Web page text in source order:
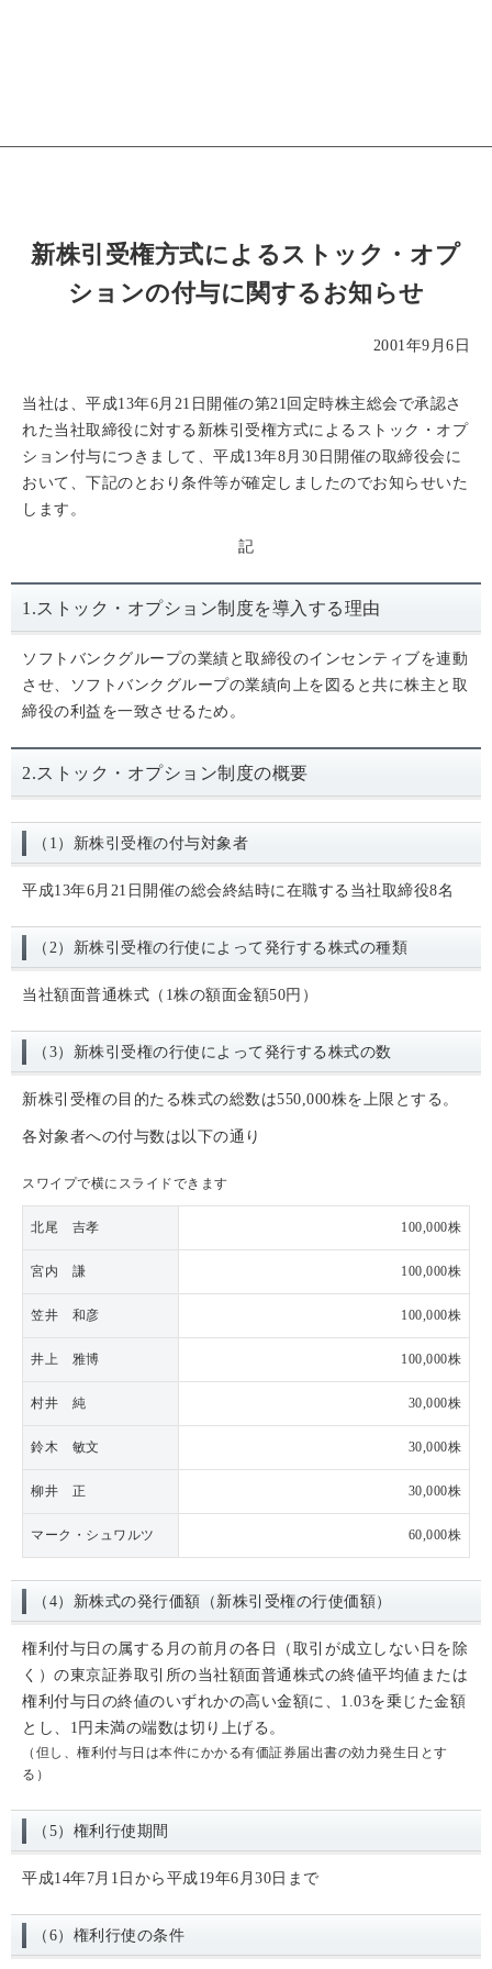
新株引受権方式によるストック・オプ
ションの付与に関するお知らせ
2001年9月6日
当社は、平成13年6月21日開催の第21回定時株主総会で承認さ
れた当社取締役に対する新株引受権方式によるストック・オプ
ション付与につきまして、平成13年8月30日開催の取締役会に
おいて、下記のとおり条件等が確定しましたのでお知らせいた
します。
記
1.ストック・オプション制度を導入する理由
ソフトバンクグループの業績と取締役のインセンティブを連動
させ、ソフトバンクグループの業績向上を図ると共に株主と取
締役の利益を一致させるため。
2.ストック・オプション制度の概要
（1）新株引受権の付与対象者
平成13年6月21日開催の総会終結時に在職する当社取締役8名
（2）新株引受権の行使によって発行する株式の種類
当社額面普通株式（1株の額面金額50円）
（3）新株引受権の行使によって発行する株式の数
新株引受権の目的たる株式の総数は550,000株を上限とする。
各対象者への付与数は以下の通り
スワイプで横にスライドできます
北尾 吉孝 100,000株
宮内 謙 100,000株
笠井 和彦 100,000株
井上 雅博 100,000株
村井 純 30,000株
鈴木 敏文 30,000株
柳井 正 30,000株
マーク・シュワルツ 60,000株
（4）新株式の発行価額（新株引受権の行使価額）
権利付与日の属する月の前月の各日（取引が成立しない日を除
く）の東京証券取引所の当社額面普通株式の終値平均値または
権利付与日の終値のいずれかの高い金額に、1.03を乗じた金額
とし、1円未満の端数は切り上げる。
（但し、権利付与日は本件にかかる有価証券届出書の効力発生日とす
る）
（5）権利行使期間
平成14年7月1日から平成19年6月30日まで
（6）権利行使の条件